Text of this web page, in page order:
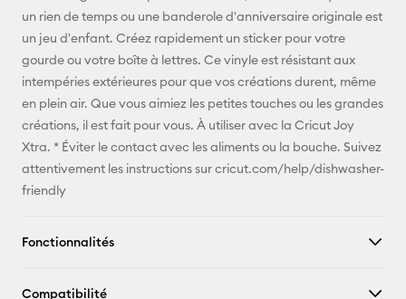
Facebook
X
un rien de temps ou une banderole d'anniversaire originale est
un jeu d'enfant. Créez rapidement un sticker pour votre
gourde ou votre boîte à lettres. Ce vinyle est résistant aux
intempéries extérieures pour que vos créations durent, même
en plein air. Que vous aimiez les petites touches ou les grandes
créations, il est fait pour vous. À utiliser avec la Cricut Joy
Xtra. * Éviter le contact avec les aliments ou la bouche. Suivez
attentivement les instructions sur cricut.com/help/dishwasher-
friendly
Fonctionnalités
Compatibilité